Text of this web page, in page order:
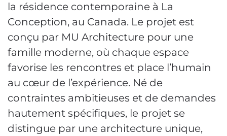
la résidence contemporaine à La
Conception, au Canada. Le projet est
conçu par MU Architecture pour une
famille moderne, où chaque espace
favorise les rencontres et place l’humain
au cœur de l’expérience. Né de
contraintes ambitieuses et de demandes
hautement spécifiques, le projet se
distingue par une architecture unique,